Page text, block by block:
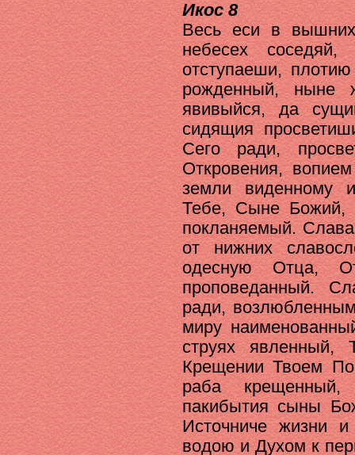
Икос 8
Весь еси в
небесех
отступаеши,
рожденный, ныне
явивыйся, да
сидящия
Сего ради,
Откровения,
земли виденному
Тебе, Сыне
покланяемый.
от нижних
одесную Отца,
проповеданный.
ради,
миру
струях явленный,
Крещении Твоем
раба
пакибытия сыны
Источниче жизни
водою и Духом к